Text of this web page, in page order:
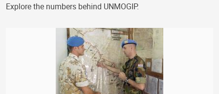
Explore the numbers behind UNMOGIP.